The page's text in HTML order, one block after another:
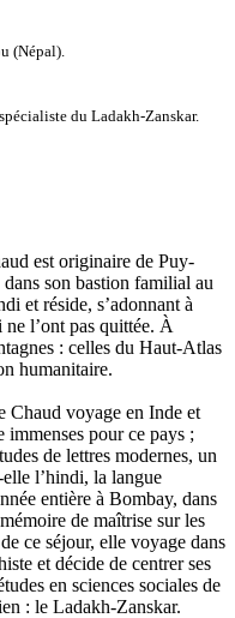
(Népal).
du Ladakh-Zanskar.
est originaire de Puy-
son bastion familial au
et réside, s’adonnant à
ne l’ont pas quittée. À
: celles du Haut-Atlas
humanitaire.
Chaud voyage en Inde et
immenses pour ce pays ;
de lettres modernes, un
l’hindi, la langue
entière à Bombay, dans
de maîtrise sur les
ce séjour, elle voyage dans
et décide de centrer ses
en sciences sociales de
: le Ladakh-Zanskar.